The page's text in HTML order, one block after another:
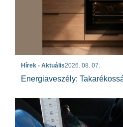
Hírek - Aktuális2026. 08. 07.
Energiaveszély: